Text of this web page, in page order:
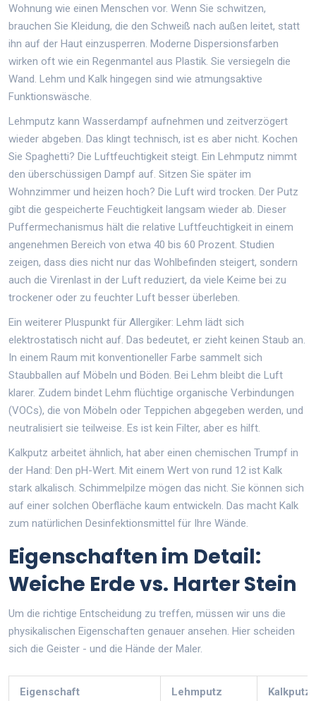
Wohnung wie einen Menschen vor. Wenn Sie schwitzen,
brauchen Sie Kleidung, die den Schweiß nach außen leitet, statt
ihn auf der Haut einzusperren. Moderne Dispersionsfarben
wirken oft wie ein Regenmantel aus Plastik. Sie versiegeln die
Wand. Lehm und Kalk hingegen sind wie atmungsaktive
Funktionswäsche.
Lehmputz kann Wasserdampf aufnehmen und zeitverzögert
wieder abgeben . Das klingt technisch, ist es aber nicht. Kochen
Sie Spaghetti? Die Luftfeuchtigkeit steigt. Ein Lehmputz nimmt
den überschüssigen Dampf auf. Sitzen Sie später im
Wohnzimmer und heizen hoch? Die Luft wird trocken. Der Putz
gibt die gespeicherte Feuchtigkeit langsam wieder ab. Dieser
Puffermechanismus hält die relative Luftfeuchtigkeit in einem
angenehmen Bereich von etwa 40 bis 60 Prozent. Studien
zeigen, dass dies nicht nur das Wohlbefinden steigert, sondern
auch die Virenlast in der Luft reduziert, da viele Keime bei zu
trockener oder zu feuchter Luft besser überleben.
Ein weiterer Pluspunkt für Allergiker: Lehm lädt sich
elektrostatisch nicht auf. Das bedeutet, er zieht keinen Staub an.
In einem Raum mit konventioneller Farbe sammelt sich
Staubballen auf Möbeln und Böden. Bei Lehm bleibt die Luft
klarer. Zudem bindet Lehm flüchtige organische Verbindungen
(VOCs), die von Möbeln oder Teppichen abgegeben werden, und
neutralisiert sie teilweise. Es ist kein Filter, aber es hilft.
Kalkputz arbeitet ähnlich, hat aber einen chemischen Trumpf in
der Hand: Den pH-Wert. Mit einem Wert von rund 12 ist Kalk
stark alkalisch. Schimmelpilze mögen das nicht. Sie können sich
auf einer solchen Oberfläche kaum entwickeln. Das macht Kalk
zum natürlichen Desinfektionsmittel für Ihre Wände.
Eigenschaften im Detail:
Weiche Erde vs. Harter Stein
Um die richtige Entscheidung zu treffen, müssen wir uns die
physikalischen Eigenschaften genauer ansehen. Hier scheiden
sich die Geister - und die Hände der Maler.
Eigenschaft Lehmputz Kalkputz